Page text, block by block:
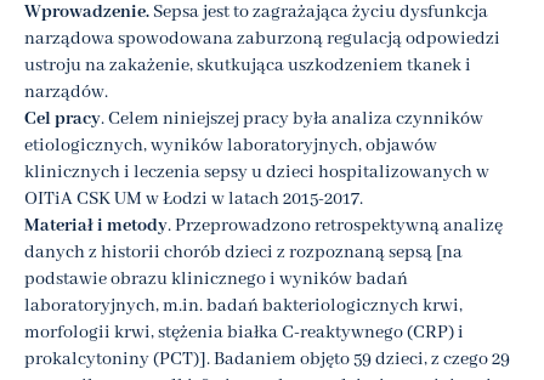
Wprowadzenie. Sepsa jest to zagrażająca życiu dysfunkcja
narządowa spowodowana zaburzoną regulacją odpowiedzi
ustroju na zakażenie, skutkująca uszkodzeniem tkanek i
narządów.
Cel pracy. Celem niniejszej pracy była analiza czynników
etiologicznych, wyników laboratoryjnych, objawów
klinicznych i leczenia sepsy u dzieci hospitalizowanych w
OITiA CSK UM w Łodzi w latach 2015-2017.
Materiał i metody. Przeprowadzono retrospektywną analizę
danych z historii chorób dzieci z rozpoznaną sepsą [na
podstawie obrazu klinicznego i wyników badań
laboratoryjnych, m.in. badań bakteriologicznych krwi,
morfologii krwi, stężenia białka C-reaktywnego (CRP) i
prokalcytoniny (PCT)]. Badaniem objęto 59 dzieci, z czego 29